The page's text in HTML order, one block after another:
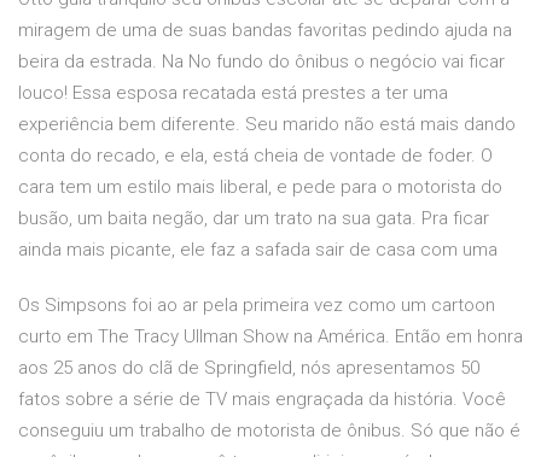
miragem de uma de suas bandas favoritas pedindo ajuda na
beira da estrada. Na No fundo do ônibus o negócio vai ficar
louco! Essa esposa recatada está prestes a ter uma
experiência bem diferente. Seu marido não está mais dando
conta do recado, e ela, está cheia de vontade de foder. O
cara tem um estilo mais liberal, e pede para o motorista do
busão, um baita negão, dar um trato na sua gata. Pra ficar
ainda mais picante, ele faz a safada sair de casa com uma
Os Simpsons foi ao ar pela primeira vez como um cartoon
curto em The Tracy Ullman Show na América. Então em honra
aos 25 anos do clã de Springfield, nós apresentamos 50
fatos sobre a série de TV mais engraçada da história. Você
conseguiu um trabalho de motorista de ônibus. Só que não é